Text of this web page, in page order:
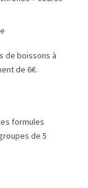
de boissons à
de 6€.
formules
de 5